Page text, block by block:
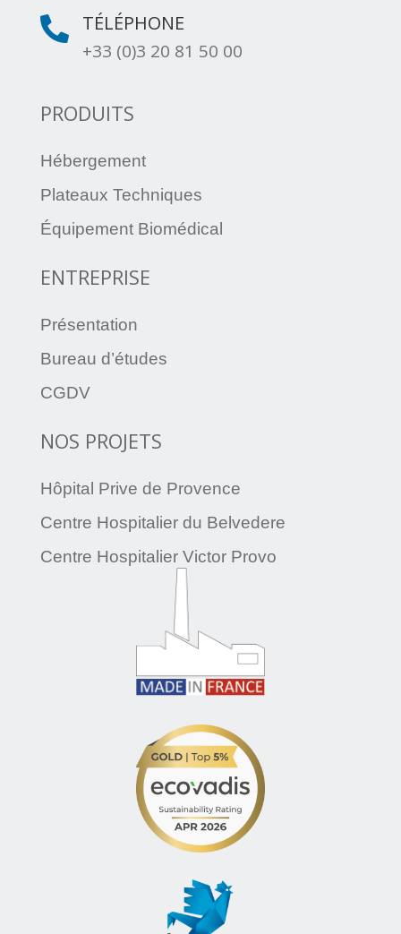
 TÉLÉPHONE
+33 (0)3 20 81 50 00
PRODUITS
Hébergement
Plateaux Techniques
Équipement Biomédical
ENTREPRISE
Présentation
Bureau d’études
CGDV
NOS PROJETS
Hôpital Prive de Provence
Centre Hospitalier du Belvedere
Centre Hospitalier Victor Provo